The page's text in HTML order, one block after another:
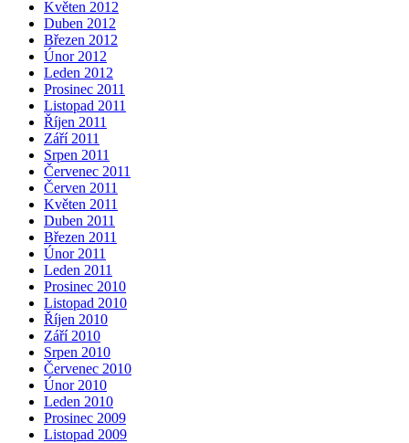
Květen 2012
Duben 2012
Březen 2012
Únor 2012
Leden 2012
Prosinec 2011
Listopad 2011
Říjen 2011
Září 2011
Srpen 2011
Červenec 2011
Červen 2011
Květen 2011
Duben 2011
Březen 2011
Únor 2011
Leden 2011
Prosinec 2010
Listopad 2010
Říjen 2010
Září 2010
Srpen 2010
Červenec 2010
Únor 2010
Leden 2010
Prosinec 2009
Listopad 2009